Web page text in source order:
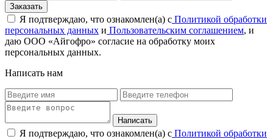
Я подтверждаю, что ознакомлен(а) с Политикой обработки
персональных данных и Пользовательским соглашением, и
даю ООО «Айгофро» согласие на обработку моих
персональных данных.
Написать нам
Я подтверждаю, что ознакомлен(а) с Политикой обработки